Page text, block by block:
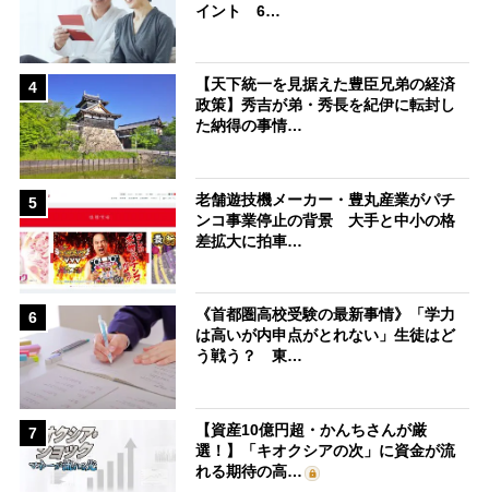
イント 6…
4
【天下統一を見据えた豊臣兄弟の経済
政策】秀吉が弟・秀長を紀伊に転封し
た納得の事情…
5
老舗遊技機メーカー・豊丸産業がパチ
ンコ事業停止の背景 大手と中小の格
差拡大に拍車…
6
《首都圏高校受験の最新事情》「学力
は高いが内申点がとれない」生徒はど
う戦う？ 東…
7
【資産10億円超・かんちさんが厳
選！】「キオクシアの次」に資金が流
れる期待の高…